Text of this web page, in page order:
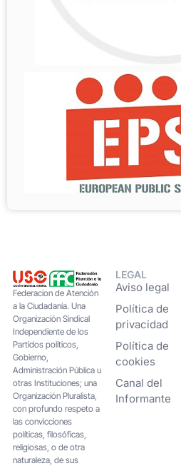
Federacion de Atención
a la Ciudadanía. Una
Organización Sindical
Independiente de los
Partidos políticos,
Gobierno,
Administración Pública u
otras Instituciones; una
Organización Pluralista,
con profundo respeto a
las convicciones
políticas, filosóficas,
religiosas, o de otra
naturaleza, de sus
LEGAL
Aviso legal
Política de
privacidad
Política de
cookies
Canal del
Informante